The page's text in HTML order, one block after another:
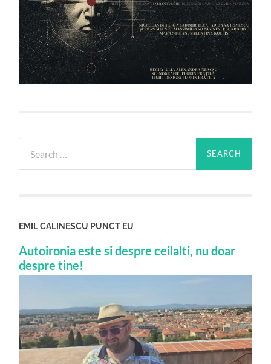
for:
EMIL CALINESCU PUNCT EU
Autoironia este si despre ceilalti, nu doar
despre tine!